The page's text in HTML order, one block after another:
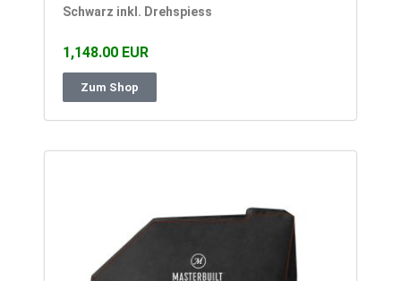
Schwarz inkl. Drehspiess
1,148.00 EUR
Zum Shop